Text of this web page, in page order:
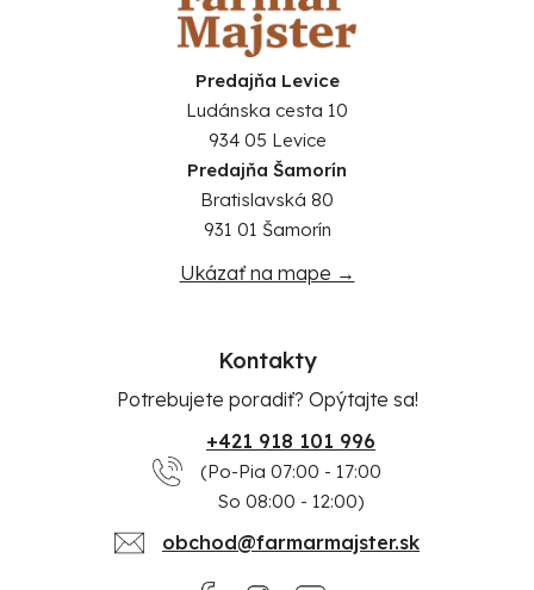
Predajňa Levice
Ludánska cesta 10
934 05 Levice
Predajňa Šamorín
Bratislavská 80
931 01 Šamorín
Ukázať na mape →
Kontakty
Potrebujete poradiť? Opýtajte sa!
+421 918 101 996
(Po-Pia 07:00 - 17:00
So 08:00 - 12:00)
obchod@farmarmajster.sk